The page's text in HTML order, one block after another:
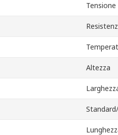
Altezza